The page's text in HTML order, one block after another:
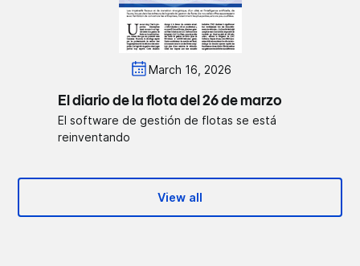
March 16, 2026
El diario de la flota del 26 de marzo
El software de gestión de flotas se está
reinventando
View all